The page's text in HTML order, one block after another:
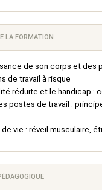
LA FORMATION
de son corps et des
de travail à risque
réduite et le handicap :
postes de travail :
de vie : réveil musculaire,